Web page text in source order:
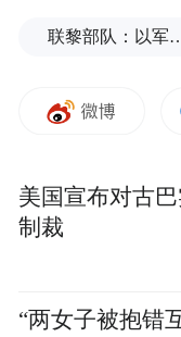
保存现状
位于黄檗山“政
禅师塔毗邻。
联黎部队：以军单日向
美国宣布对古
制裁
“两女子被抱错